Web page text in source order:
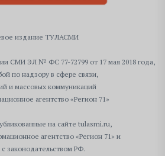
издание ТУЛАСМИ
СМИ ЭЛ № ФС 77-72799 от 17 мая 2018 года,
по надзору в сфере связи,
и массовых коммуникаций
агентство «Регион 71»
на сайте tulasmi.ru,
агентство «Регион 71» и
законодательством РФ.